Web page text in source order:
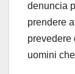
denuncia
prendere
prevedere
uomini